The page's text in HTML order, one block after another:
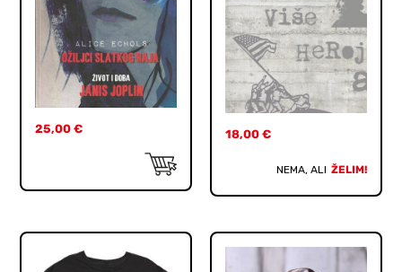
25,00€ 18,00 €
NEMA, ALI ŽELIM!